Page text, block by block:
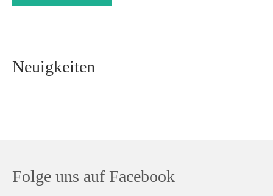
Neuigkeiten
Folge uns auf Facebook